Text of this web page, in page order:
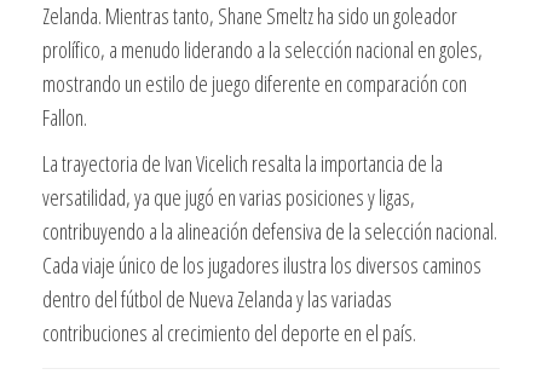
Zelanda. Mientras tanto, Shane Smeltz ha sido un goleador
prolífico, a menudo liderando a la selección nacional en goles,
mostrando un estilo de juego diferente en comparación con
Fallon.
La trayectoria de Ivan Vicelich resalta la importancia de la
versatilidad, ya que jugó en varias posiciones y ligas,
contribuyendo a la alineación defensiva de la selección nacional.
Cada viaje único de los jugadores ilustra los diversos caminos
dentro del fútbol de Nueva Zelanda y las variadas
contribuciones al crecimiento del deporte en el país.